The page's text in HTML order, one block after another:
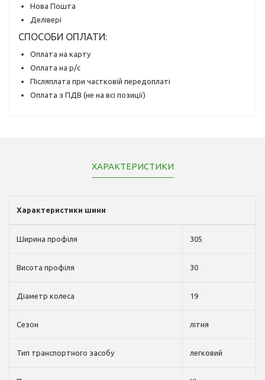
Нова Пошта
Делівері
СПОСОБИ ОПЛАТИ:
Оплата на карту
Оплата на р/с
Післяплата при частковій передоплаті
Оплата з ПДВ (не на всі позиції)
ХАРАКТЕРИСТИКИ
Характеристики шини
Ширина профіля 305
Висота профіля 30
Діаметр колеса 19
Сезон літня
Тип транспортного засобу легковий